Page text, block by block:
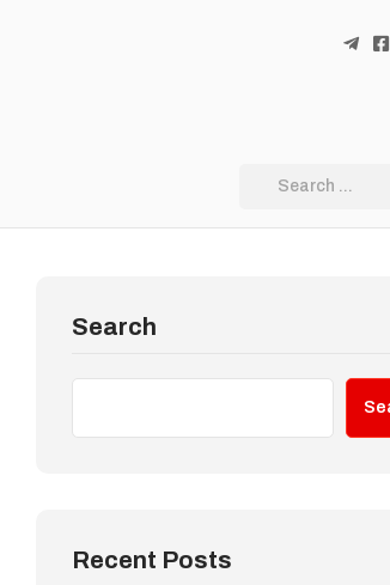
Search
Recent Posts